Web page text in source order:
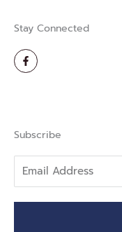
Stay Connected
F
a
c
-
f
Subscribe
Address